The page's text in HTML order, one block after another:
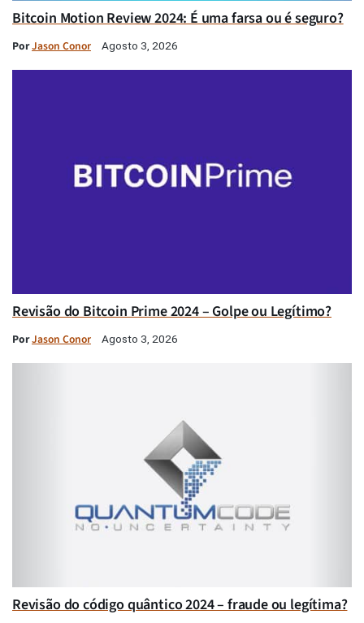
Bitcoin Motion Review 2024: É uma farsa ou é seguro?
PorJason Conor Agosto 3, 2026
Revisão do Bitcoin Prime 2024 – Golpe ou Legítimo?
PorJason Conor Agosto 3, 2026
Revisão do código quântico 2024 – fraude ou legítima?